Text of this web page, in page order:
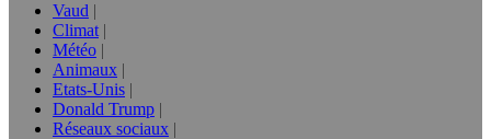
Vaud
Climat
Météo
Animaux
Etats-Unis
Donald Trump
Réseaux sociaux